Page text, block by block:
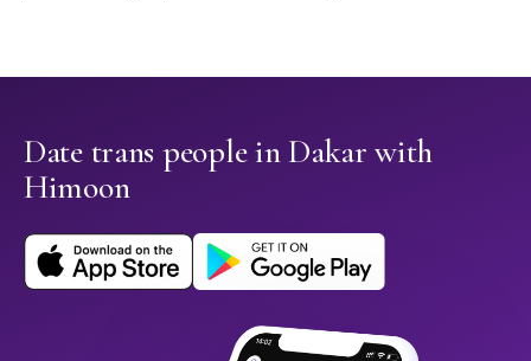
Date trans people in Dakar with
Himoon